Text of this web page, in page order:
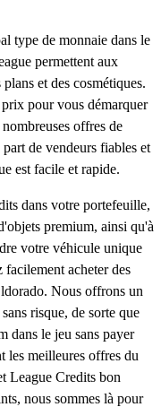
type de monnaie dans le
permettent aux
et des cosmétiques.
pour vous démarquer
offres de
de vendeurs fiables et
est facile et rapide.
dans votre portefeuille,
premium, ainsi qu'à
votre véhicule unique
acheter des
Nous offrons un
risque, de sorte que
dans le jeu sans payer
les meilleures offres du
League Credits bon
nous sommes là pour